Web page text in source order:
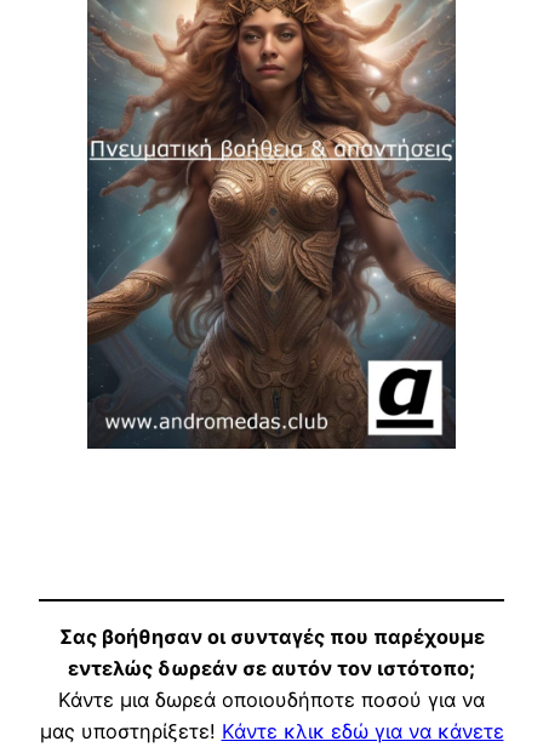
Σας βοήθησαν οι συνταγές που παρέχουμε
εντελώς δωρεάν σε αυτόν τον ιστότοπο;
Κάντε μια δωρεά οποιουδήποτε ποσού για να
μας υποστηρίξετε! Κάντε κλικ εδώ για να κάνετε